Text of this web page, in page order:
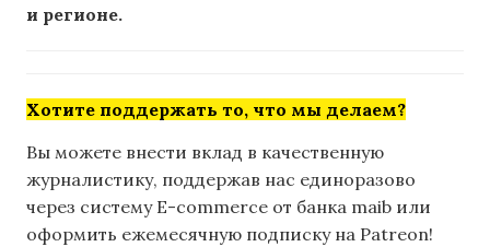
и регионе.
Хотите поддержать то, что мы делаем?
Вы можете внести вклад в качественную
журналистику, поддержав нас единоразово
через систему E-commerce от банка maib или
оформить ежемесячную подписку на Patreon!